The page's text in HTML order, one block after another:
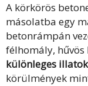
A körkörös
másolatba egy
betonrámpán
félhomály,
különleges
körülmények